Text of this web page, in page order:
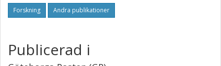
Forskning Andra publikationer
Publicerad i